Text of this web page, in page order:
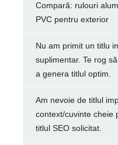
Compară: rulouri
PVC pentru exterior
Nu am primit un titlu
suplimentar. Te rog
a genera titlul optim.
Am nevoie de titlul
context/cuvinte cheie
titlul SEO solicitat.